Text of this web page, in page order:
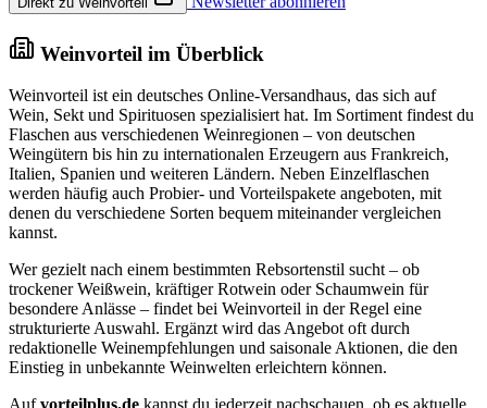
Weinvorteil im Überblick
Weinvorteil ist ein deutsches Online-Versandhaus, das sich auf
Wein, Sekt und Spirituosen spezialisiert hat. Im Sortiment findest du
Flaschen aus verschiedenen Weinregionen – von deutschen
Weingütern bis hin zu internationalen Erzeugern aus Frankreich,
Italien, Spanien und weiteren Ländern. Neben Einzelflaschen
werden häufig auch Probier- und Vorteilspakete angeboten, mit
denen du verschiedene Sorten bequem miteinander vergleichen
kannst.
Wer gezielt nach einem bestimmten Rebsortenstil sucht – ob
trockener Weißwein, kräftiger Rotwein oder Schaumwein für
besondere Anlässe – findet bei Weinvorteil in der Regel eine
strukturierte Auswahl. Ergänzt wird das Angebot oft durch
redaktionelle Weinempfehlungen und saisonale Aktionen, die den
Einstieg in unbekannte Weinwelten erleichtern können.